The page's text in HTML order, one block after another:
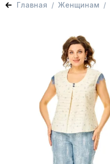
Главная Женщинам